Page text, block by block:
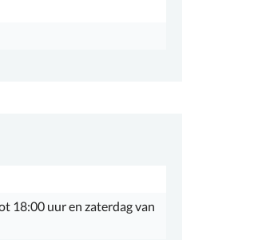
18:00 uur en zaterdag van